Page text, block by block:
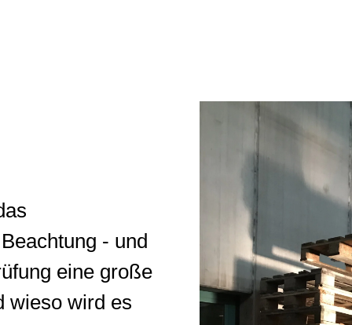
- und
eine große
wieso wird es